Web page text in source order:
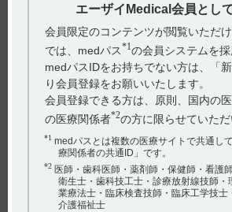
レケンビ®点滴静注 製造販売承認
PC版での閲覧方法について
ご利用にあたっての注意
新着Q&A
【デエビゴ】 グレープフルーツジュ
教えてください。
【デエビゴ】 CYP3Aを誘導する薬剤
与量を教えてください。
【デエビゴ】 デエビゴ2.5mgと中程度
剤を併用している方は、CYP3A阻害剤
【デエビゴ】 デエビゴ5mg・10mgを
よく利用されているQ&A
【ルネスタ】 急性閉塞隅角緑内障が
が、理由は何ですか。その他の緑内障
エーザイMedical会員とし
会員限定のコンテンツが閲覧いただ
では、medパス*1の会員システムを採
medパスIDをお持ちでない方は、「
り会員登録をお願いいたします。
会員登録できる方は、原則、国内の
の医療関係者*2の方に限らせていただ
*1 medパスとは複数の医療サイトで共通し
療関係者の共通ID」です。
*2 医師・歯科医師・薬剤師・保健師・看護
衛生士・歯科技工士・診療放射線技師・
業療法士・臨床検査技師・臨床工学技士
介護福祉士